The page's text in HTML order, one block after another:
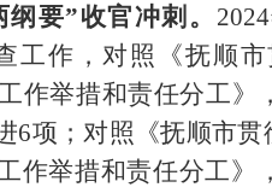
要”收官冲刺。
工作，对照《抚顺
作举措和责任分工》
6项；对照《抚顺市
作举措和责任分工》